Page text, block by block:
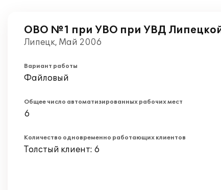
ОВО №1 при УВО при УВД
Липецк, Май 2006
Вариант работы
Файловый
Общее число автоматизированных рабочих мест
6
Количество одновременно работающих клиентов
Толстый клиент: 6